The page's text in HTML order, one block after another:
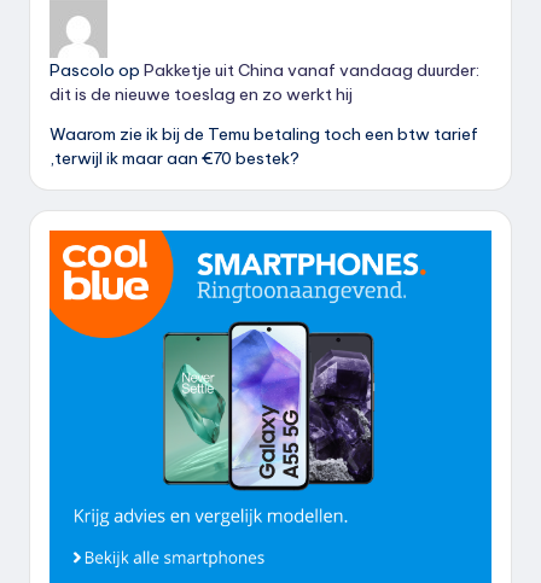
Pascolo op Pakketje uit China vanaf vandaag duurder:
dit is de nieuwe toeslag en zo werkt hij
Waarom zie ik bij de Temu betaling toch een btw tarief
,terwijl ik maar aan €70 bestek?